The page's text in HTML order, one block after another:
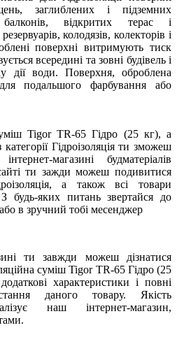
заглиблених і підземних
відкритих терас і
колодязів, колекторів і
поверхні витримують тиск
всередині та зовні будівель і
дії води. Поверхня, оброблена
подальшого фарбування або
Tigor TR-65 Гідро (25 кг), а
Гідроізоляція ти зможеш
магазині будматеріалів
ти зажди можеш подивитися
а також всі товари
будь-яких питань звертайся до
в зручний тобі месенджер
ти завжди можеш дізнатися
суміш Tigor TR-65 Гідро (25
характеристики і повні
даного товару. Якість
наш інтернет-магазин,